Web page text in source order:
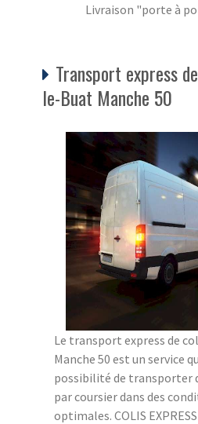
Livraison "porte à
Transport express
le-Buat Manche 50
Le transport express de
Manche 50 est un service
possibilité de transporter
par coursier dans des
optimales. COLIS